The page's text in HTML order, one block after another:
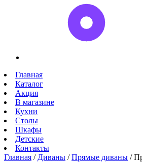
Главная
Каталог
Акция
В магазине
Кухни
Столы
Шкафы
Детские
Контакты
Главная / Диваны /Прямые диваны /